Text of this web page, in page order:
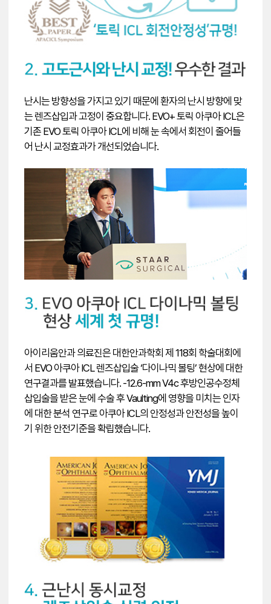
난시는 방향성을 가지고 있기 때문에 환자의 난시 방향에 맞
는 렌즈삽입과 고정이 중요합니다. EVO+ 토릭 아쿠아 ICL은
기존 EVO 토릭 아쿠아 ICL에 비해 눈 속에서 회전이 줄어들
어 난시 교정효과가 개선되었습니다.
아이리움안과 의료진은 대한안과학회 제 118회 학술대회에
서 EVO 아쿠아 ICL 렌즈삽입술 ‘다이나믹 볼팅’ 현상에 대한
연구결과를 발표했습니다. -12.6-mm V4c 후방인공수정체
삽입술을 받은 눈에 수술 후 Vaulting에 영향을 미치는 인자
에 대한 분석 연구로 아쿠아 ICL의 안정성과 안전성을 높이
기 위한 안전기준을 확립했습니다.